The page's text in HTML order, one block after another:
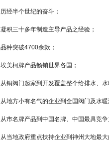
历经半个世纪的奋斗；
凝积三十多年制造主导产品之经验；
品种突破4700余款；
埃美柯牌产品畅销世界各国；
从铜阀门起家到开发覆盖整个给排水、
从地方小有名气的企业到全国阀门及水暖
从市名牌产品到中国名牌、中国最具竞
从当地政府重点扶持企业到神州大地最